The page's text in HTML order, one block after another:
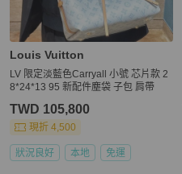
Louis Vuitton
LV 限定淡藍色Carryall 小號 芯片款 2
8*24*13 95 新配件塵袋 子包 肩帶
TWD 105,800
現折 4,500
狀況良好 本地 免運